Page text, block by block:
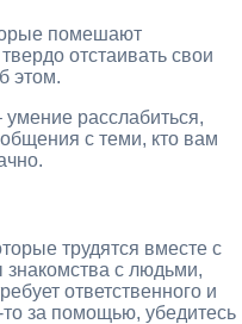
помешают
отстаивать свои
этом.
расслабиться,
с теми, кто вам
трудятся вместе с
с людьми,
ответственного и
за помощью, убедитесь